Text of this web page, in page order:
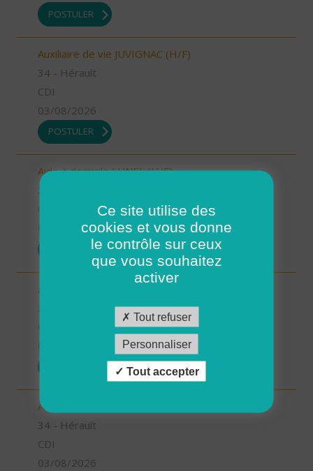
POSTULER
Auxiliaire de vie JUVIGNAC (H/F)
34 - Hérault
CDI
03/08/2026
POSTULER
Aide à domicile LUNEL (H/F)
03/08/2026
POSTULER
Auxiliaire de vie LE CRES (H/F)
Aide à domicile LE CRES (H/F)
34 - Hérault
CDI
03/08/2026
Ce site utilise des
cookies et vous donne
le contrôle sur ceux
que vous souhaitez
activer
Tout refuser
Personnaliser
Tout accepter